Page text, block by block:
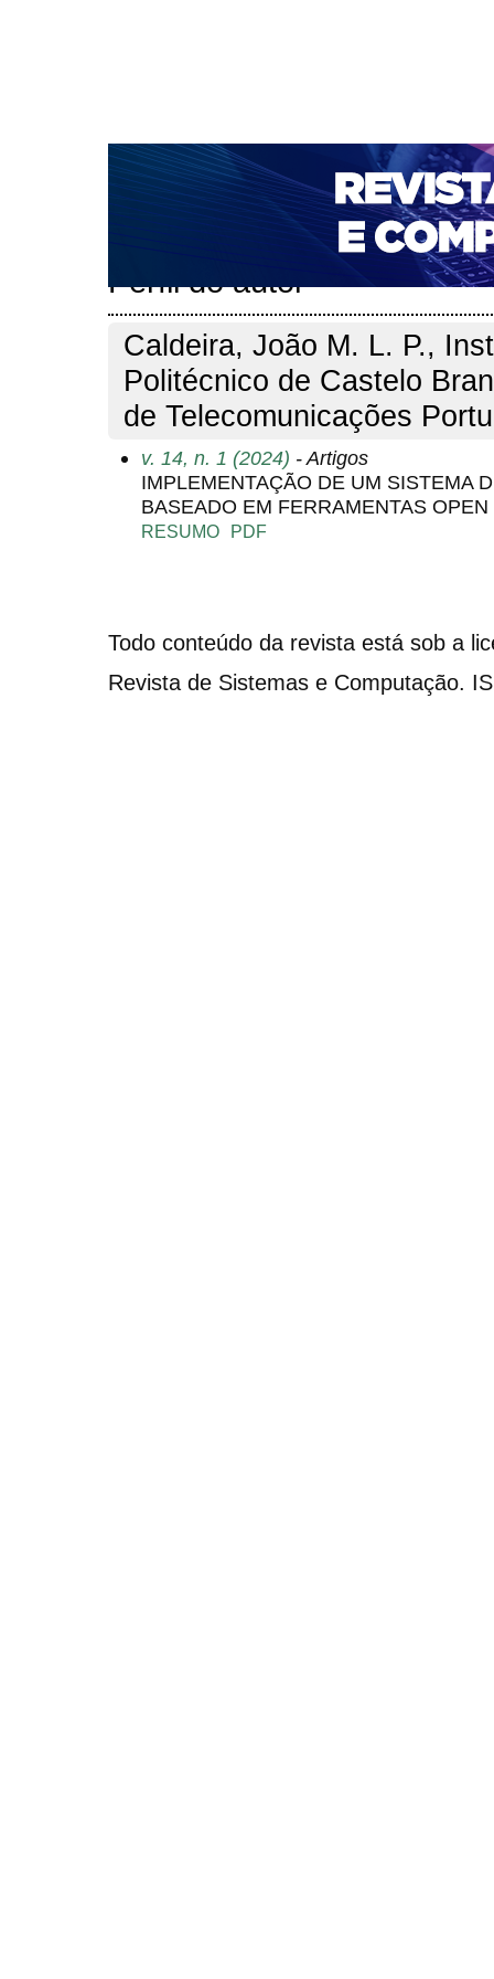
CAPA SOBRE ACESSO CADASTRO
NOTÍCIAS
PORTAL DE REVISTAS DA UNIFACS
PARA AVALIADORES
NOVA SUBMISSÃO
Perfil do autor
Caldeira, João M. L. P.,
Politécnico de Castelo
de Telecomunicações
v. 14, n. 1 (2024) - Artigos
IMPLEMENTAÇÃO DE UM SISTEMA
BASEADO EM FERRAMENTAS
RESUMO PDF
Todo conteúdo da revista está sob a
Revista de Sistemas e Computação.